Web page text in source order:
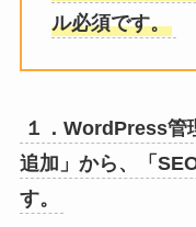
ル必須です。
１．WordPress
追加」から、「
す。